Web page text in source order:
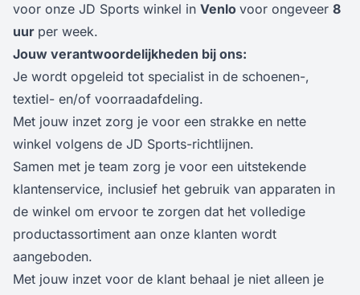
voor onze JD Sports winkel in Venlo voor ongeveer 8
uur per week.
Jouw verantwoordelijkheden bij ons:
Je wordt opgeleid tot specialist in de schoenen-,
textiel- en/of voorraadafdeling.
Met jouw inzet zorg je voor een strakke en nette
winkel volgens de JD Sports-richtlijnen.
Samen met je team zorg je voor een uitstekende
klantenservice, inclusief het gebruik van apparaten in
de winkel om ervoor te zorgen dat het volledige
productassortiment aan onze klanten wordt
aangeboden.
Met jouw inzet voor de klant behaal je niet alleen je